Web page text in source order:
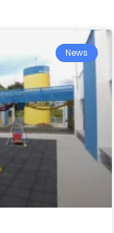
News